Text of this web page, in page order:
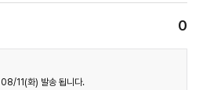
0
11(화) 발송 됩니다.